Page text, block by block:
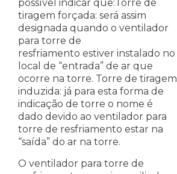
possível indicar que:Torre de
tiragem forçada: será assim
designada quando o ventilador
para torre de
resfriamento estiver instalado no
local de “entrada” de ar que
ocorre na torre. Torre de tiragem
induzida: já para esta forma de
indicação de torre o nome é
dado devido ao ventilador para
torre de resfriamento estar na
“saída” do ar na torre.
O ventilador para torre de